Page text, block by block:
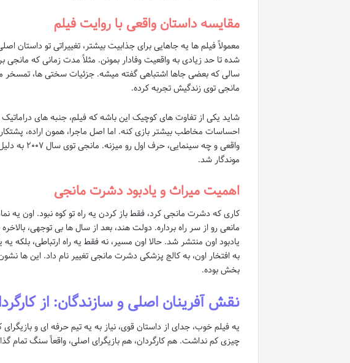
مقایسه داستان واقعی با روایت فیلم
سالی که بعضی جاها اشتباهی گفته میشه. جزئیات سختی ها، تمسخر
مانجی توی زندگیش تجربه کرده.
شاید یکی از تفاوت های کوچیک این باشه که فیلم، جنبه های دراماتیک
احساسات مخاطب بیشتر بازی کنه. اما اصل ماجرا، همون اراده،
واقعی و چه
موندگار شد.
اهمیت میراث و یادبود دشرت مانجی
کاری که دشرت مانجی کرد، فقط باز کردن یه راه تو کوه نبود. اون یه
مانعی رو از سر راه برداره. دولت هند، بعد از سال ها بی توجهی،
یادبود اون منتشر شد. حالا اون مسیر، نه فقط یه راه ارتباطی، بلکه
به افتخار اون، به کالج پزشکی دشرت مانجی تغییر نام داد. این ها
بخش بوده.
نقش آفرینان اصلی و سازندگان: از
چیزی کم نداشت. هم کارگردان، هم بازیگرای اصلی، واقعاً سنگ تمام